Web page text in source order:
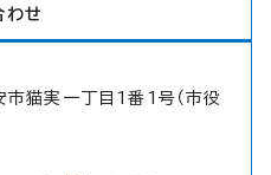
わせ
実一丁目1番1号（市役